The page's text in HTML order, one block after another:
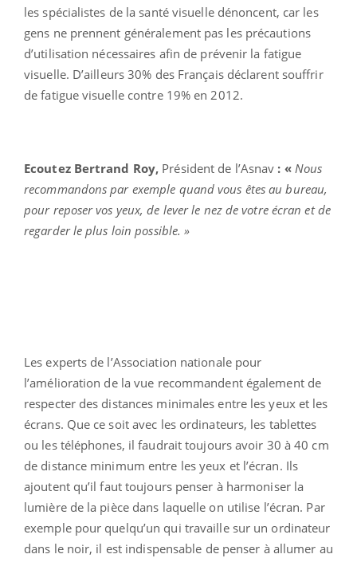
les spécialistes de la santé visuelle dénoncent, car les
gens ne prennent généralement pas les précautions
d’utilisation nécessaires afin de prévenir la fatigue
visuelle. D’ailleurs 30% des Français déclarent souffrir
de fatigue visuelle contre 19% en 2012.
Ecoutez Bertrand Roy, Président de l’Asnav : « Nous
recommandons par exemple quand vous êtes au bureau,
pour reposer vos yeux, de lever le nez de votre écran et de
regarder le plus loin possible. »
Les experts de l’Association nationale pour
l’amélioration de la vue recommandent également de
respecter des distances minimales entre les yeux et les
écrans. Que ce soit avec les ordinateurs, les tablettes
ou les téléphones, il faudrait toujours avoir 30 à 40 cm
de distance minimum entre les yeux et l’écran. Ils
ajoutent qu’il faut toujours penser à harmoniser la
lumière de la pièce dans laquelle on utilise l’écran. Par
exemple pour quelqu’un qui travaille sur un ordinateur
dans le noir, il est indispensable de penser à allumer au